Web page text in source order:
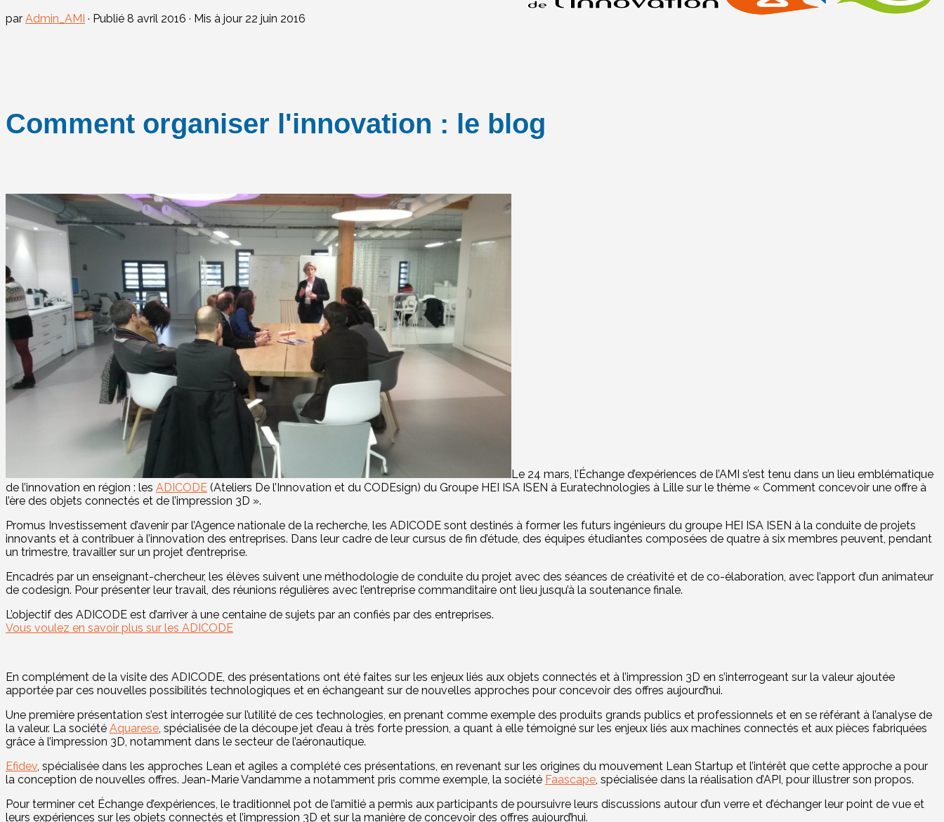
Comment organiser l'innovation : le blog
par Admin_AMI · Publié 8 avril 2016 · Mis à jour 22 juin 2016
Le 24 mars, l’Échange d’expériences de l’AMI s’est tenu dans un lieu emblématique
de l’innovation en région : les ADICODE (Ateliers De l’Innovation et du CODEsign) du Groupe HEI ISA ISEN à Euratechnologies à Lille sur le thème « Comment concevoir une offre à
l’ère des objets connectés et de l’impression 3D ».
Promus Investissement d’avenir par l’Agence nationale de la recherche, les ADICODE sont destinés à former les futurs ingénieurs du groupe HEI ISA ISEN à la conduite de projets
innovants et à contribuer à l’innovation des entreprises. Dans leur cadre de leur cursus de fin d’étude, des équipes étudiantes composées de quatre à six membres peuvent, pendant
un trimestre, travailler sur un projet d’entreprise.
Encadrés par un enseignant-chercheur, les élèves suivent une méthodologie de conduite du projet avec des séances de créativité et de co-élaboration, avec l’apport d’un animateur
de codesign. Pour présenter leur travail, des réunions régulières avec l’entreprise commanditaire ont lieu jusqu’à la soutenance finale.
L’objectif des ADICODE est d’arriver à une centaine de sujets par an confiés par des entreprises.
Vous voulez en savoir plus sur les ADICODE
En complément de la visite des ADICODE, des présentations ont été faites sur les enjeux liés aux objets connectés et à l’impression 3D en s’interrogeant sur la valeur ajoutée
apportée par ces nouvelles possibilités technologiques et en échangeant sur de nouvelles approches pour concevoir des offres aujourd’hui.
Une première présentation s’est interrogée sur l’utilité de ces technologies, en prenant comme exemple des produits grands publics et professionnels et en se référant à l’analyse de
la valeur. La société Aquarese, spécialisée de la découpe jet d’eau à très forte pression, a quant à elle témoigné sur les enjeux liés aux machines connectés et aux pièces fabriquées
grâce à l’impression 3D, notamment dans le secteur de l’aéronautique.
Efidev, spécialisée dans les approches Lean et agiles a complété ces présentations, en revenant sur les origines du mouvement Lean Startup et l’intérêt que cette approche a pour
la conception de nouvelles offres. Jean-Marie Vandamme a notamment pris comme exemple, la société Faascape, spécialisée dans la réalisation d’API, pour illustrer son propos.
Pour terminer cet Échange d’expériences, le traditionnel pot de l’amitié a permis aux participants de poursuivre leurs discussions autour d’un verre et d’échanger leur point de vue et
leurs expériences sur les objets connectés et l’impression 3D et sur la manière de concevoir des offres aujourd’hui.